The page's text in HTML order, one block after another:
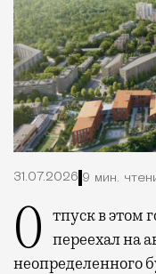
31.07.2026 9 мин.
Отпуск в этом году у меня кочует: сначала переехал на
неопределенного